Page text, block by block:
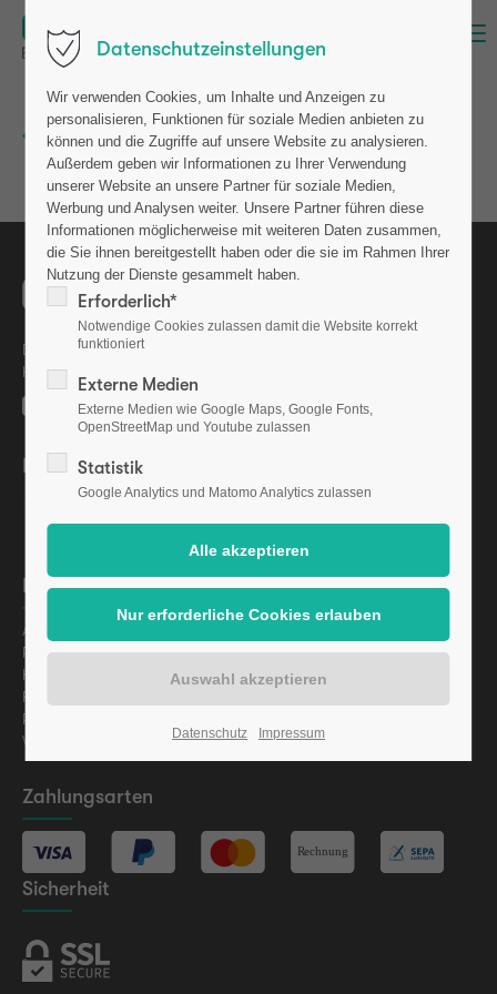
Zurück zur Newsübersicht
Die osteolabs GmbH ist eine Ausgründung aus dem GEOMAR
Helmholtz-Zentrum für Ozeanforschung Kiel.
Bewerten Sie uns auf
Informationen
Aktuelles
Presse
Karriere
Finanzierung
Regulatorische Informationen
Vermögensanlagen-Informationsblatt (VIB) gem. §§ 2a
Zahlungsarten
Sicherheit
Datenschutzeinstellungen
Wir verwenden Cookies, um Inhalte und Anzeigen zu
personalisieren, Funktionen für soziale Medien anbieten zu
können und die Zugriffe auf unsere Website zu analysieren.
Außerdem geben wir Informationen zu Ihrer Verwendung
unserer Website an unsere Partner für soziale Medien,
Werbung und Analysen weiter. Unsere Partner führen diese
Informationen möglicherweise mit weiteren Daten zusammen,
die Sie ihnen bereitgestellt haben oder die sie im Rahmen Ihrer
Nutzung der Dienste gesammelt haben.
Erforderlich*
Notwendige Cookies zulassen damit die Website korrekt
funktioniert
Externe Medien
Externe Medien wie Google Maps, Google Fonts,
OpenStreetMap und Youtube zulassen
Statistik
Google Analytics und Matomo Analytics zulassen
Datenschutz Impressum